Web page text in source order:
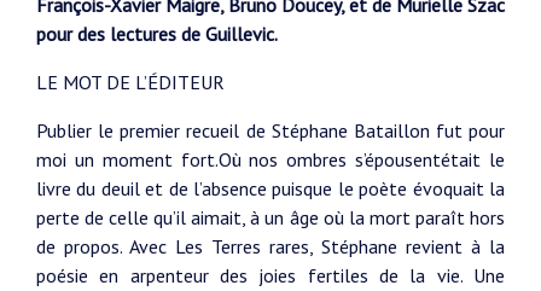
François-Xavier Maigre, Bruno Doucey, et de Murielle Szac
pour des lectures de Guillevic.
LE MOT DE L’ÉDITEUR
Publier le premier recueil de Stéphane Bataillon fut pour
moi un moment fort.Où nos ombres s’épousentétait le
livre du deuil et de l’absence puisque le poète évoquait la
perte de celle qu’il aimait, à un âge où la mort paraît hors
de propos. Avec Les Terres rares, Stéphane revient à la
poésie en arpenteur des joies fertiles de la vie. Une